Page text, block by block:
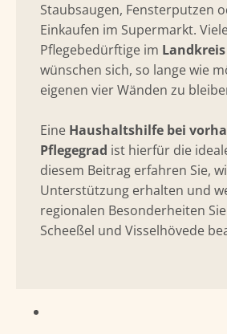
Staubsaugen, Fensterputzen
Einkaufen im Supermarkt.
Pflegebedürftige im
wünschen sich, so lange wie
eigenen vier Wänden zu
Eine Haushaltshilfe bei
Pflegegrad ist hierfür die
diesem Beitrag erfahren Sie,
Unterstützung erhalten und
regionalen Besonderheiten
Scheeßel und Visselhövede